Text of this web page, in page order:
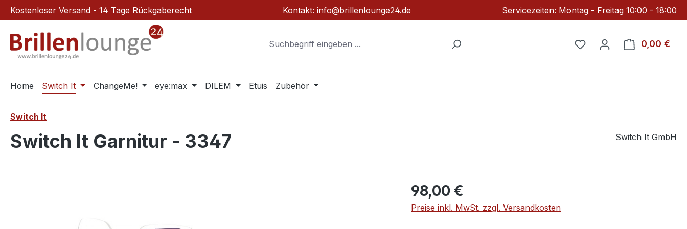
Hauptinhalt springen
Zur Suche springen
Zur Hauptnavigation springen
Kostenloser Versand - 14 Tage Rückgaberecht Kontakt: info@brillenlounge24.de Servicezeiten: Montag - Freitag 10:00 - 18:00
Du hast 0 Produkte auf
0,00 €
Home Switch It ChangeMe! eye:max DILEM Etuis Zubehör
Switch It
Switch It Garnitur - 3347 Switch It GmbH
Regulärer Preis:
98,00 €
Preise inkl. MwSt. zzgl. Versandkosten